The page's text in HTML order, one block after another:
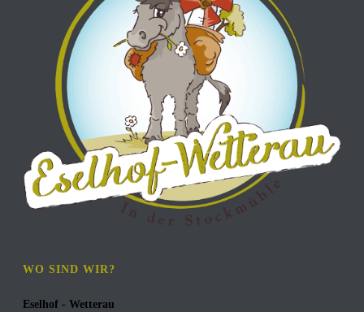
WO SIND WIR?
Eselhof - Wetterau